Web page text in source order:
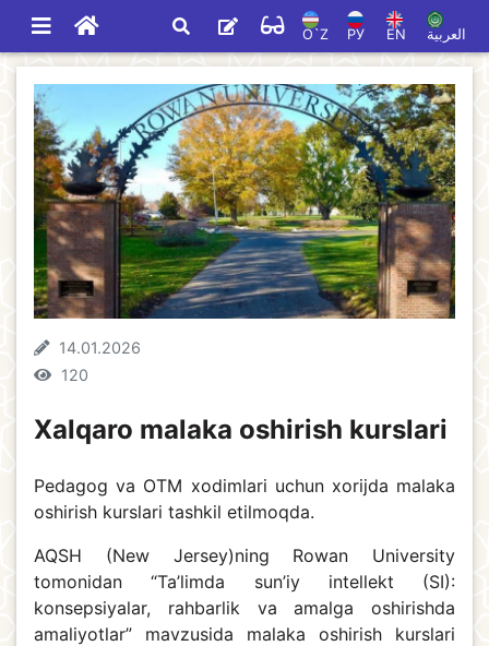
O`Z РУ EN العربية
14.01.2026
120
Xalqaro malaka oshirish kurslari
Pedagog va OTM xodimlari uchun xorijda malaka
oshirish kurslari tashkil etilmoqda.
AQSH (New Jersey)ning Rowan University
tomonidan “Ta’limda sun’iy intellekt (SI):
konsepsiyalar, rahbarlik va amalga oshirishda
amaliyotlar” mavzusida malaka oshirish kurslari